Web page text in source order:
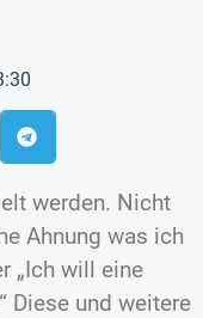
werden. Nicht
Ahnung was ich
„Ich will eine
Diese und weitere